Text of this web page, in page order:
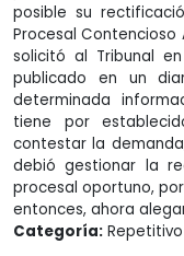
posible su
Procesal Contencioso
solicitó al Tribunal
publicado en un
determinada
tiene por
contestar la
debió gestionar la
procesal oportuno,
entonces, ahora
Categoría: Repetitivo